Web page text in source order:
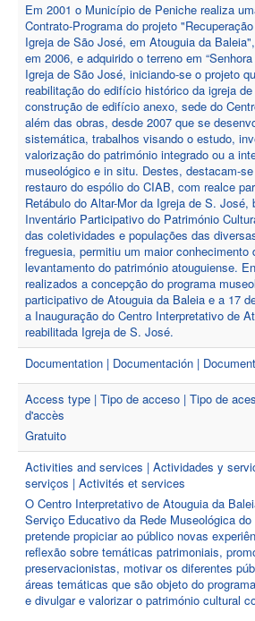
Em 2001 o Município de Peniche realiza
Contrato-Programa do projeto
Igreja de São José, em Atouguia da
em 2006, e adquirido o terreno em
Igreja de São José, iniciando-se o projeto
reabilitação do edifício histórico da igreja
construção de edifício anexo, sede do
além das obras, desde 2007 que se
sistemática, trabalhos visando o estudo,
valorização do património integrado ou a
museológico e in situ. Destes, destacam-
restauro do espólio do CIAB, com realce
Retábulo do Altar-Mor da Igreja de S. José,
Inventário Participativo do Património
das coletividades e populações das
freguesia, permitiu um maior conhecimento
levantamento do património atouguiense.
realizados a concepção do programa
participativo de Atouguia da Baleia e a 17
a Inauguração do Centro Interpretativo de
reabilitada Igreja de S. José.
Documentation | Documentación |
Access type | Tipo de acceso | Tipo de
d'accès
Gratuito
Activities and services | Actividades y
serviços | Activités et services
O Centro Interpretativo de Atouguia da
Serviço Educativo da Rede Museológica
pretende propiciar ao público novas
reflexão sobre temáticas patrimoniais,
preservacionistas, motivar os diferentes
áreas temáticas que são objeto do
e divulgar e valorizar o património cultural